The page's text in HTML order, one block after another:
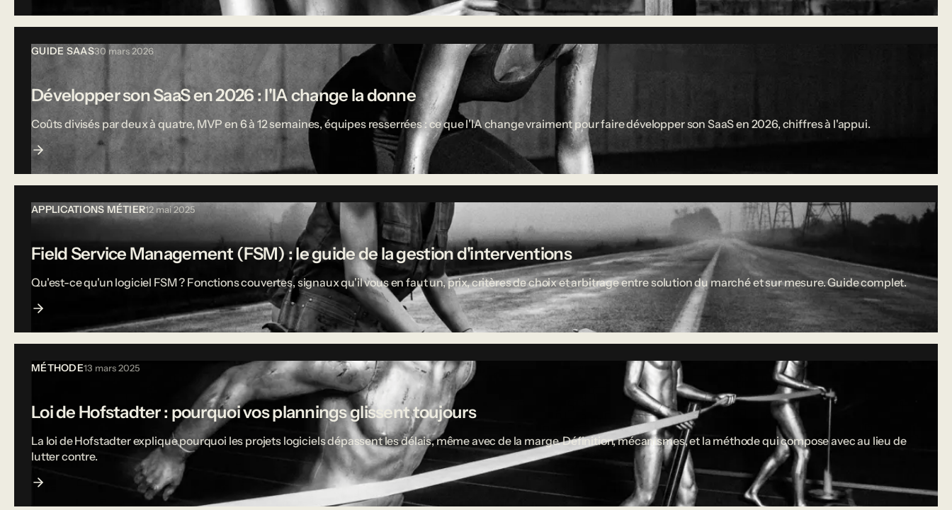
GUIDE SAAS30 mars 2026
Développer son SaaS en 2026 : l'IA change la donne
Coûts divisés par deux à quatre, MVP en 6 à 12 semaines, équipes resserrées : ce que l'IA change vraiment pour faire développer son SaaS en 2026, chiffres à l'appui.
APPLICATIONS MÉTIER12 mai 2025
Field Service Management (FSM) : le guide de la gestion d'interventions
Qu'est-ce qu'un logiciel FSM ? Fonctions couvertes, signaux qu'il vous en faut un, prix, critères de choix et arbitrage entre solution du marché et sur mesure. Guide complet.
MÉTHODE13 mars 2025
Loi de Hofstadter : pourquoi vos plannings glissent toujours
La loi de Hofstadter explique pourquoi les projets logiciels dépassent les délais, même avec de la marge. Définition, mécanismes, et la méthode qui compose avec au lieu de
lutter contre.